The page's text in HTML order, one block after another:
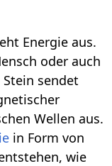
Energie aus.
oder auch
sendet
Wellen aus.
in Form von
wie